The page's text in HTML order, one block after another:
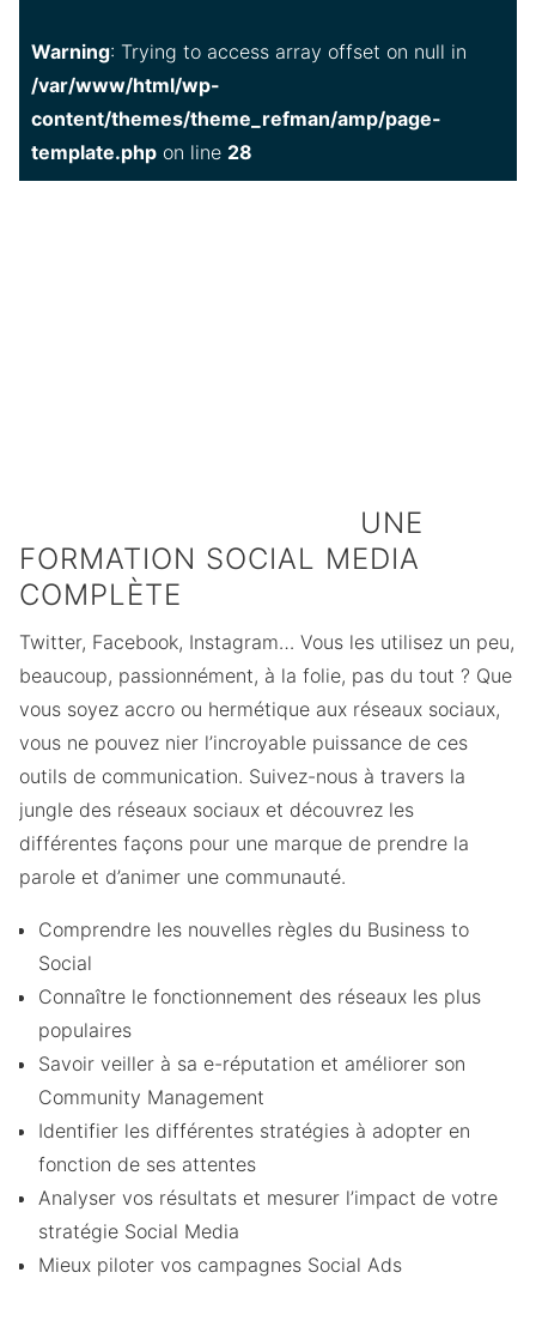
Warning: Trying to access array offset on null in
/var/www/html/wp-
content/themes/theme_refman/amp/page-
template.php on line 28
UNE
FORMATION SOCIAL MEDIA
COMPLÈTE
Twitter, Facebook, Instagram… Vous les utilisez un peu,
beaucoup, passionnément, à la folie, pas du tout ? Que
vous soyez accro ou hermétique aux réseaux sociaux,
vous ne pouvez nier l’incroyable puissance de ces
outils de communication. Suivez-nous à travers la
jungle des réseaux sociaux et découvrez les
différentes façons pour une marque de prendre la
parole et d’animer une communauté.
Comprendre les nouvelles règles du Business to
Social
Connaître le fonctionnement des réseaux les plus
populaires
Savoir veiller à sa e-réputation et améliorer son
Community Management
Identifier les différentes stratégies à adopter en
fonction de ses attentes
Analyser vos résultats et mesurer l’impact de votre
stratégie Social Media
Mieux piloter vos campagnes Social Ads